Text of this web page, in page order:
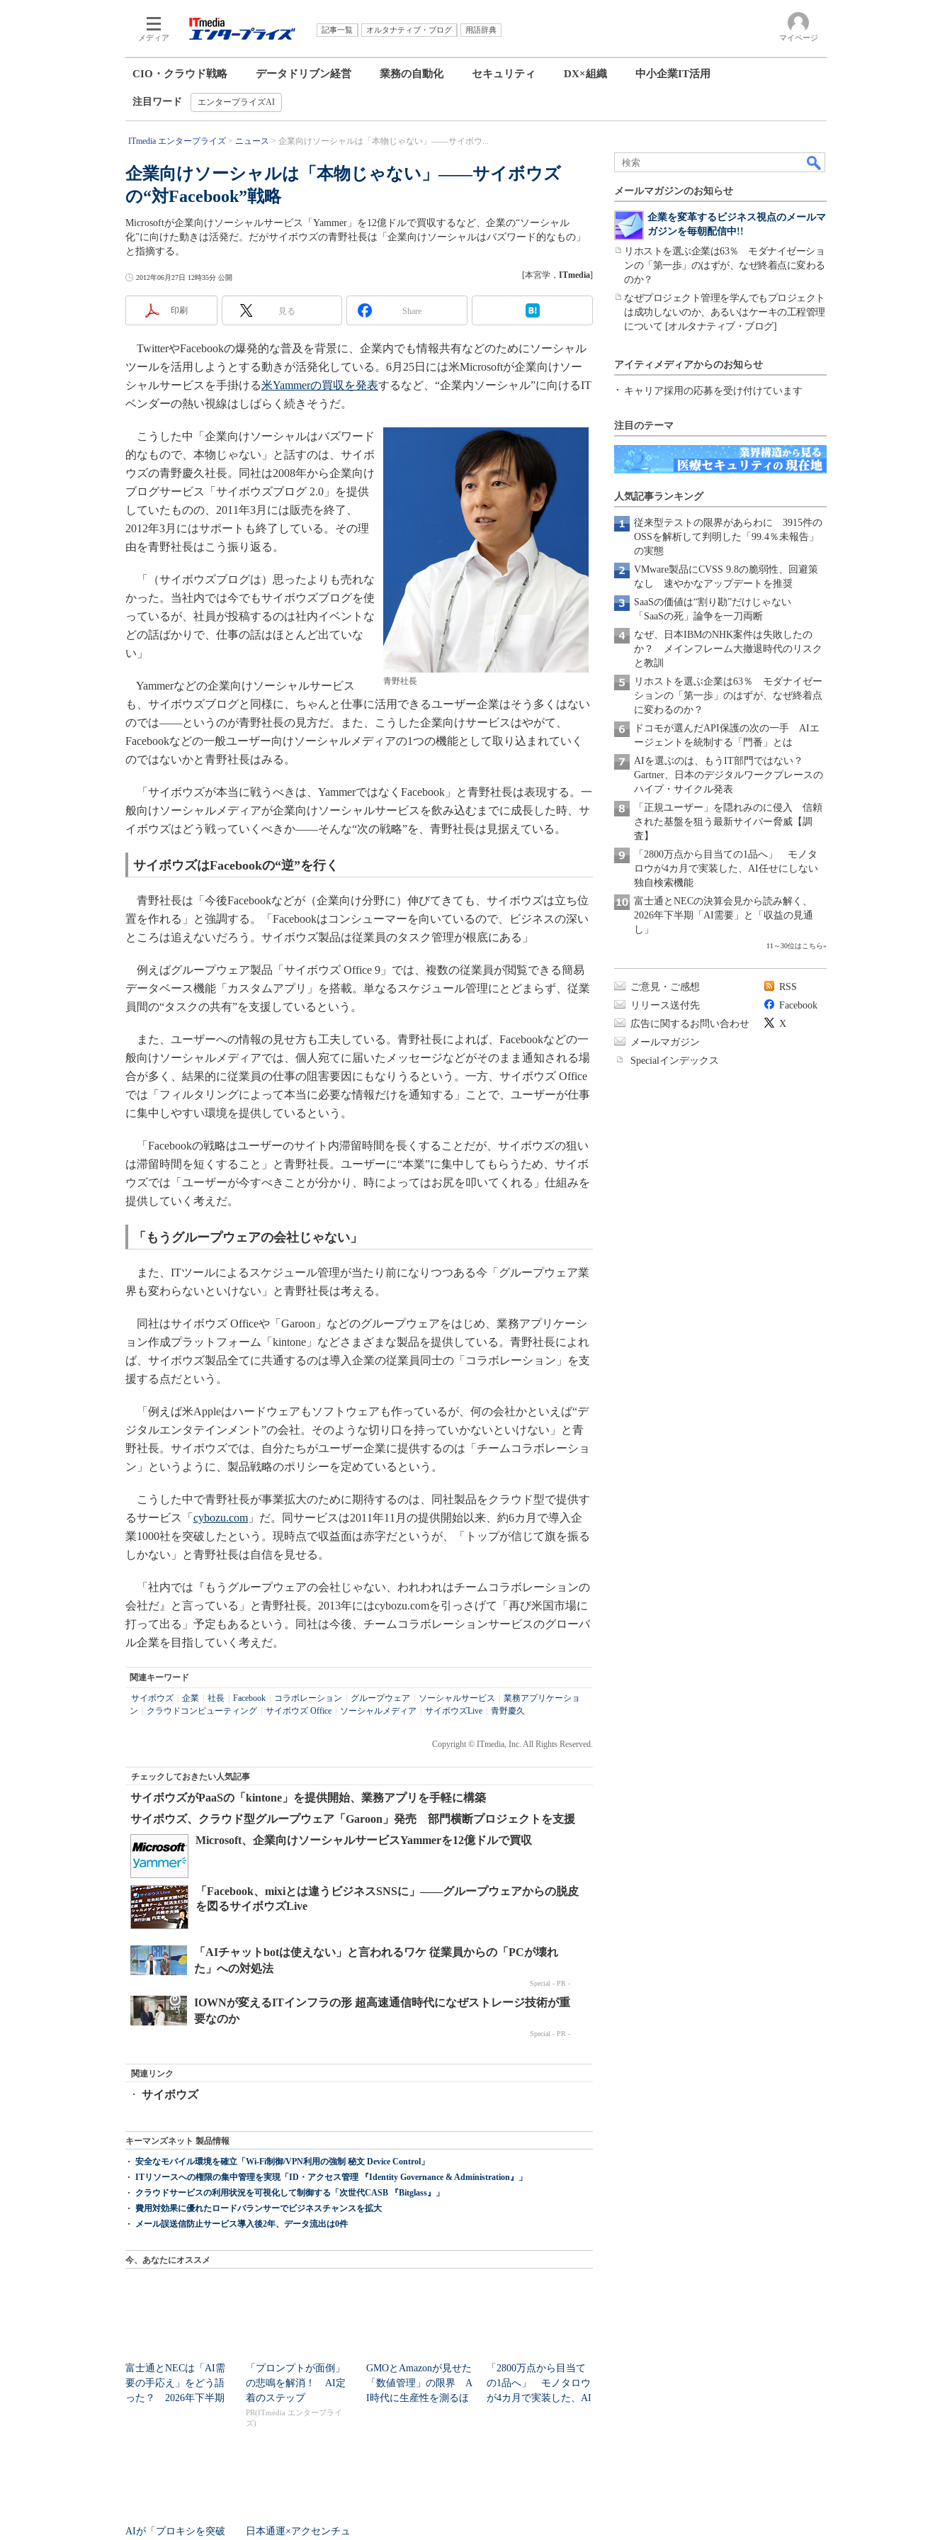
メディア
記事一覧 オルタナティブ・ブログ
用語辞典
マイページ
CIO・クラウド戦略 データドリブン経営 業務の自動化 セキュリティ DX×組織 中小企業IT活用
注目ワード エンタープライズAI
ITmedia エンタープライズ ニュース 企業向けソーシャルは「本物じゃない」――サイボウ...
企業向けソーシャルは「本物じゃない」――サイボウズ
の“対Facebook”戦略
Microsoftが企業向けソーシャルサービス「Yammer」を12億ドルで買収するなど、企業の“ソーシャル
化”に向けた動きは活発だ。だがサイボウズの青野社長は「企業向けソーシャルはバズワード的なもの」
と指摘する。
2012年06月27日 12時35分 公開 [本宮学， ITmedia]
印刷 見る Share
TwitterやFacebookの爆発的な普及を背景に、企業内でも情報共有などのためにソーシャル
ツールを活用しようとする動きが活発化している。6月25日には米Microsoftが企業向けソー
シャルサービスを手掛ける米Yammerの買収を発表するなど、“企業内ソーシャル”に向けるIT
ベンダーの熱い視線はしばらく続きそうだ。
青野社長
こうした中「企業向けソーシャルはバズワード
的なもので、本物じゃない」と話すのは、サイボ
ウズの青野慶久社長。同社は2008年から企業向け
ブログサービス「サイボウズブログ 2.0」を提供
していたものの、2011年3月には販売を終了、
2012年3月にはサポートも終了している。その理
由を青野社長はこう振り返る。
「（サイボウズブログは）思ったよりも売れな
かった。当社内では今でもサイボウズブログを使
っているが、社員が投稿するのは社内イベントな
どの話ばかりで、仕事の話はほとんど出ていな
い」
Yammerなどの企業向けソーシャルサービス
も、サイボウズブログと同様に、ちゃんと仕事に活用できるユーザー企業はそう多くはない
のでは――というのが青野社長の見方だ。また、こうした企業向けサービスはやがて、
Facebookなどの一般ユーザー向けソーシャルメディアの1つの機能として取り込まれていく
のではないかと青野社長はみる。
「サイボウズが本当に戦うべきは、YammerではなくFacebook」と青野社長は表現する。一
般向けソーシャルメディアが企業向けソーシャルサービスを飲み込むまでに成長した時、サ
イボウズはどう戦っていくべきか――そんな“次の戦略”を、青野社長は見据えている。
サイボウズはFacebookの“逆”を行く
青野社長は「今後Facebookなどが（企業向け分野に）伸びてきても、サイボウズは立ち位
置を作れる」と強調する。「Facebookはコンシューマーを向いているので、ビジネスの深い
ところは追えないだろう。サイボウズ製品は従業員のタスク管理が根底にある」
例えばグループウェア製品「サイボウズ Office 9」では、複数の従業員が閲覧できる簡易
データベース機能「カスタムアプリ」を搭載。単なるスケジュール管理にとどまらず、従業
員間の“タスクの共有”を支援しているという。
また、ユーザーへの情報の見せ方も工夫している。青野社長によれば、Facebookなどの一
般向けソーシャルメディアでは、個人宛てに届いたメッセージなどがそのまま通知される場
合が多く、結果的に従業員の仕事の阻害要因にもなりうるという。一方、サイボウズ Office
では「フィルタリングによって本当に必要な情報だけを通知する」ことで、ユーザーが仕事
に集中しやすい環境を提供しているという。
「Facebookの戦略はユーザーのサイト内滞留時間を長くすることだが、サイボウズの狙い
は滞留時間を短くすること」と青野社長。ユーザーに“本業”に集中してもらうため、サイボ
ウズでは「ユーザーが今すべきことが分かり、時によってはお尻を叩いてくれる」仕組みを
提供していく考えだ。
「もうグループウェアの会社じゃない」
また、ITツールによるスケジュール管理が当たり前になりつつある今「グループウェア業
界も変わらないといけない」と青野社長は考える。
同社はサイボウズ Officeや「Garoon」などのグループウェアをはじめ、業務アプリケーシ
ョン作成プラットフォーム「kintone」などさまざまな製品を提供している。青野社長によれ
ば、サイボウズ製品全てに共通するのは導入企業の従業員同士の「コラボレーション」を支
援する点だという。
「例えば米Appleはハードウェアもソフトウェアも作っているが、何の会社かといえば“デ
ジタルエンタテインメント”の会社。そのような切り口を持っていかないといけない」と青
野社長。サイボウズでは、自分たちがユーザー企業に提供するのは「チームコラボレーショ
ン」というように、製品戦略のポリシーを定めているという。
こうした中で青野社長が事業拡大のために期待するのは、同社製品をクラウド型で提供す
るサービス「 cybozu.com 」だ。同サービスは2011年11月の提供開始以来、約6カ月で導入企
業1000社を突破したという。現時点で収益面は赤字だというが、「トップが信じて旗を振る
しかない」と青野社長は自信を見せる。
「社内では『もうグループウェアの会社じゃない、われわれはチームコラボレーションの
会社だ』と言っている」と青野社長。2013年にはcybozu.comを引っさげて「再び米国市場に
打って出る」予定もあるという。同社は今後、チームコラボレーションサービスのグローバ
ル企業を目指していく考えだ。
関連キーワード
サイボウズ 企業 社長 Facebook コラボレーション グループウェア ソーシャルサービス
業務アプリケーショ
ン
クラウドコンピューティング サイボウズ Office ソーシャルメディア サイボウズLive 青野慶久
Copyright © ITmedia, Inc. All Rights Reserved.
チェックしておきたい人気記事
サイボウズがPaaSの「kintone」を提供開始、業務アプリを手軽に構築
サイボウズ、クラウド型グループウェア「Garoon」発売 部門横断プロジェクトを支援
Microsoft、企業向けソーシャルサービスYammerを12億ドルで買収
「Facebook、mixiとは違うビジネスSNSに」――グループウェアからの脱皮
を図るサイボウズLive
関連リンク
サイボウズ
キーマンズネット 製品情報
安全なモバイル環境を確立「Wi-Fi制御/VPN利用の強制 秘文 Device Control」
ITリソースへの権限の集中管理を実現「ID・アクセス管理 『Identity Governance & Administration』」
クラウドサービスの利用状況を可視化して制御する「次世代CASB 『Bitglass』」
費用対効果に優れたロードバランサーでビジネスチャンスを拡大
メール誤送信防止サービス導入後2年、データ流出は0件
今、あなたにオススメ
富士通とNECは「AI需
要の手応え」をどう語
った？ 2026年下半期
「プロンプトが面倒」
の悲鳴を解消！ AI定
着のステップ
PR(ITmedia エンタープライ
ズ)
GMOとAmazonが見せた
「数値管理」の限界 A
I時代に生産性を測るほ
「2800万点から目当て
の1品へ」 モノタロウ
が4カ月で実装した、AI
AIが「プロキシを突破 日本通運×アクセンチュ
メールマガジンのお知らせ
企業を変革するビジネス視点のメールマ
ガジンを毎朝配信中!!
リホストを選ぶ企業は63％ モダナイゼーショ
ンの「第一歩」のはずが、なぜ終着点に変わる
のか？
なぜプロジェクト管理を学んでもプロジェクト
は成功しないのか、あるいはケーキの工程管理
について [オルタナティブ・ブログ]
アイティメディアからのお知らせ
キャリア採用の応募を受け付けています
注目のテーマ
人気記事ランキング
従来型テストの限界があらわに 3915件の
OSSを解析して判明した「99.4％未報告」
の実態
VMware製品にCVSS 9.8の脆弱性、回避策
なし 速やかなアップデートを推奨
SaaSの価値は“割り勘”だけじゃない
「SaaSの死」論争を一刀両断
なぜ、日本IBMのNHK案件は失敗したの
か？ メインフレーム大撤退時代のリスク
と教訓
リホストを選ぶ企業は63％ モダナイゼー
ションの「第一歩」のはずが、なぜ終着点
に変わるのか？
ドコモが選んだAPI保護の次の一手 AIエ
ージェントを統制する「門番」とは
AIを選ぶのは、もうIT部門ではない？
Gartner、日本のデジタルワークプレースの
ハイプ・サイクル発表
「正規ユーザー」を隠れみのに侵入 信頼
された基盤を狙う最新サイバー脅威【調
査】
「2800万点から目当ての1品へ」 モノタ
ロウが4カ月で実装した、AI任せにしない
独自検索機能
富士通とNECの決算会見から読み解く、
2026年下半期「AI需要」と「収益の見通
し」
11～30位はこちら»
ご意見・ご感想
リリース送付先
広告に関するお問い合わせ
メールマガジン
Specialインデックス
RSS
Facebook
X